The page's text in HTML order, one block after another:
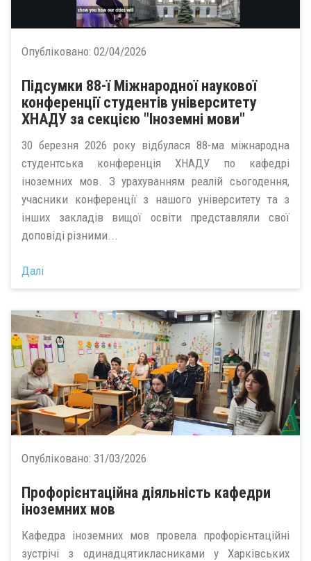
Опубліковано: 02/04/2026
Підсумки 88-ї Міжнародної наукової
конференції студентів університету
ХНАДУ за секцією "Іноземні мови"
30 березня 2026 року відбулася 88-ма міжнародна
студентська конференція ХНАДУ по кафедрі
іноземних мов. З урахуванням реалій сьогодення,
учасники конференції з нашого університету та з
інших закладів вищої освіти представляли свої
доповіді різними...
Далі
Опубліковано: 31/03/2026
Профорієнтаційна діяльність кафедри
іноземних мов
Кафедра іноземних мов провела профорієнтаційні
зустрічі з одинадцятикласниками у Харківських